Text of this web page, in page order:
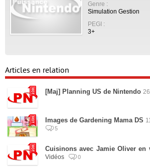
Genre :
Simulation Gestion
PEGI :
3+
Articles en relation
[Maj] Planning US de Nintendo
Images de Gardening Mama DS
5
Cuisinons avec Jamie Oliver en
Vidéos
0